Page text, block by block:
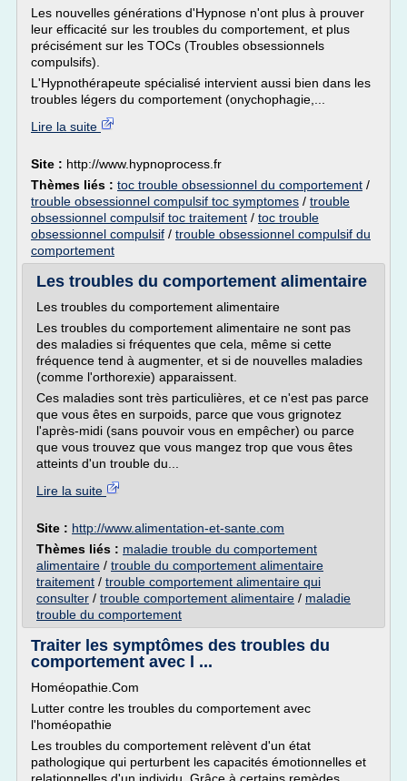
Les nouvelles générations d'Hypnose n'ont plus à prouver
leur efficacité sur les troubles du comportement, et plus
précisément sur les TOCs (Troubles obsessionnels
compulsifs).
L'Hypnothérapeute spécialisé intervient aussi bien dans les
troubles légers du comportement (onychophagie,...
Lire la suite
Site : http://www.hypnoprocess.fr
Thèmes liés : toc trouble obsessionnel du comportement /
trouble obsessionnel compulsif toc symptomes / trouble
obsessionnel compulsif toc traitement / toc trouble
obsessionnel compulsif / trouble obsessionnel compulsif du
comportement
Les troubles du comportement alimentaire
Les troubles du comportement alimentaire
Les troubles du comportement alimentaire ne sont pas
des maladies si fréquentes que cela, même si cette
fréquence tend à augmenter, et si de nouvelles maladies
(comme l'orthorexie) apparaissent.
Ces maladies sont très particulières, et ce n'est pas parce
que vous êtes en surpoids, parce que vous grignotez
l'après-midi (sans pouvoir vous en empêcher) ou parce
que vous trouvez que vous mangez trop que vous êtes
atteints d'un trouble du...
Lire la suite
Site : http://www.alimentation-et-sante.com
Thèmes liés : maladie trouble du comportement
alimentaire / trouble du comportement alimentaire
traitement / trouble comportement alimentaire qui
consulter / trouble comportement alimentaire / maladie
trouble du comportement
Traiter les symptômes des troubles du
comportement avec l ...
Homéopathie.Com
Lutter contre les troubles du comportement avec
l'homéopathie
Les troubles du comportement relèvent d'un état
pathologique qui perturbent les capacités émotionnelles et